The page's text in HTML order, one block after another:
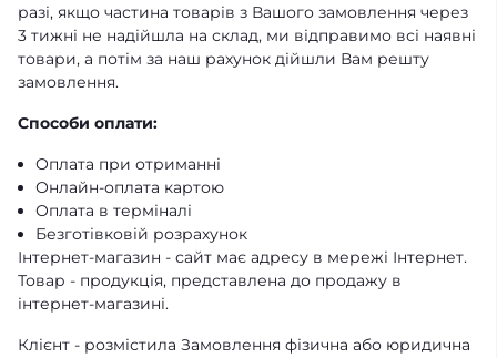
разі, якщо частина товарів з Вашого замовлення через
3 тижні не надійшла на склад, ми відправимо всі наявні
товари, а потім за наш рахунок дійшли Вам решту
замовлення.
Способи оплати:
Оплата при отриманні
Онлайн-оплата картою
Оплата в терміналі
Безготівковій розрахунок
Інтернет-магазин - сайт має адресу в мережі Інтернет.
Товар - продукція, представлена ​​до продажу в
інтернет-магазині.
Клієнт - розмістила Замовлення фізична або юридична